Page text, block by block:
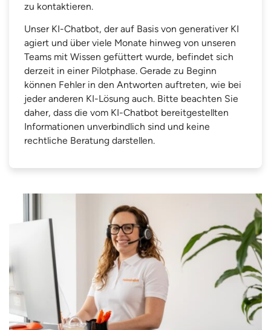
zu kontaktieren.
Unser KI-Chatbot, der auf Basis von generativer KI
agiert und über viele Monate hinweg von unseren
Teams mit Wissen gefüttert wurde, befindet sich
derzeit in einer Pilotphase. Gerade zu Beginn
können Fehler in den Antworten auftreten, wie bei
jeder anderen KI-Lösung auch. Bitte beachten Sie
daher, dass die vom KI-Chatbot bereitgestellten
Informationen unverbindlich sind und keine
rechtliche Beratung darstellen.